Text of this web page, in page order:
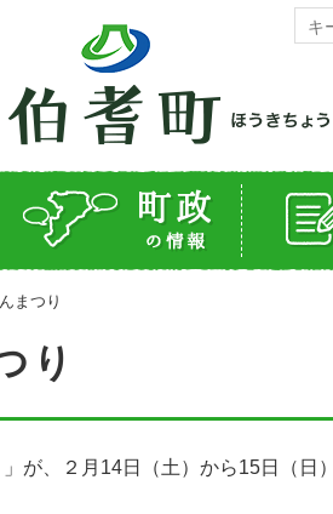
まつり
り
が、２月14日（土）から15日（日）